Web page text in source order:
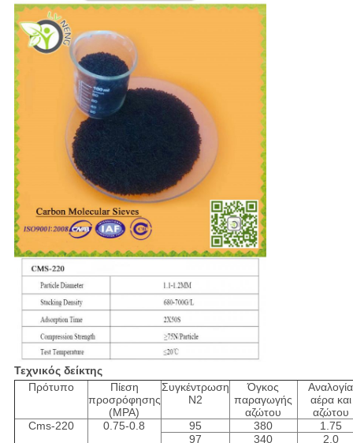
Τεχνικός δείκτης
Πρότυπο
Πίεση
προσρόφησης
(MPA)
Συγκέντρωση
Ν2
Όγκος
παραγωγής
αζώτου
Αναλογία
αέρα και
αζώτου
Cms-220
0.75-0.8 95 380
1.75
97
340
2.0